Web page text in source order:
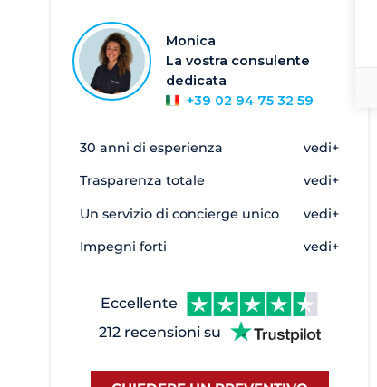
Cittanova
Cuclizza
Drage
Dubrovnik
Kraljevica - Luka Porto Re
L'isola di Solta
10
Luka Ploce
Macarsca
Mali Losinj
Marina Lav
Monica
La vostra consulente
dedicata
+39 02 94 75 32 59
30 anni di esperienza vedi+
Trasparenza totale vedi+
Un servizio di concierge unico vedi+
Impegni forti vedi+
Eccellente
212 recensioni su